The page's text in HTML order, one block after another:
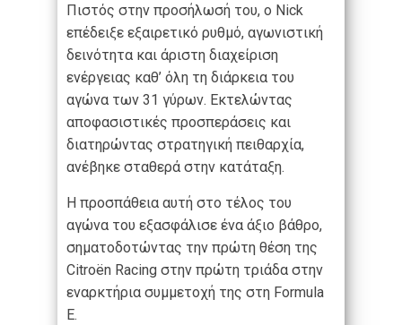
Πιστός στην προσήλωσή του, ο Nick
επέδειξε εξαιρετικό ρυθμό, αγωνιστική
δεινότητα και άριστη διαχείριση
ενέργειας καθ’ όλη τη διάρκεια του
αγώνα των 31 γύρων. Εκτελώντας
αποφασιστικές προσπεράσεις και
διατηρώντας στρατηγική πειθαρχία,
ανέβηκε σταθερά στην κατάταξη.
Η προσπάθεια αυτή στο τέλος του
αγώνα του εξασφάλισε ένα άξιο βάθρο,
σηματοδοτώντας την πρώτη θέση της
Citroën Racing στην πρώτη τριάδα στην
εναρκτήρια συμμετοχή της στη Formula
E.